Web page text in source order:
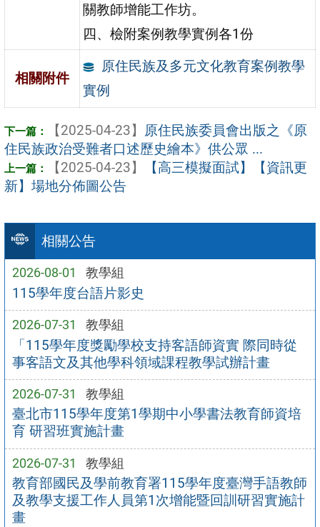
相關公告
2026-08-01 教學組
115學年度台語片影史
2026-07-31 教學組
「115學年度獎勵學校支持客語師資實 際同時從
事客語文及其他學科領域課程教學試辦計畫
2026-07-31 教學組
臺北市115學年度第1學期中小學書法教育師資培
育 研習班實施計畫
2026-07-31 教學組
教育部國民及學前教育署115學年度臺灣手語教師
及教學支援工作人員第1次增能暨回訓研習實施計
畫
關教師增能工作坊。
四、檢附案例教學實例各1份
相關附件
原住民族及多元文化教育案例教學
實例
【2025-04-23】 原住民族委員會出版之《原
住民族政治受難者口述歷史繪本》供公眾 ...
【2025-04-23】
【高三模擬面試】【資訊更
新】場地分佈圖公告